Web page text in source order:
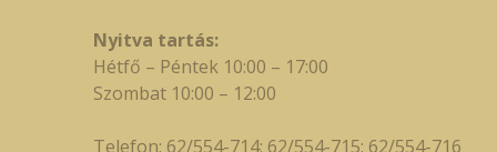
Nyitva tartás:
Hétfő – Péntek 10:00 – 17:00
Szombat 10:00 – 12:00
Telefon: 62/554-714; 62/554-715; 62/554-716